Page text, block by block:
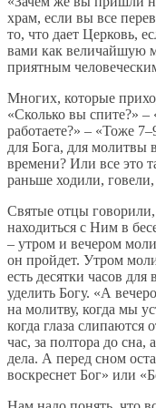
храм, если вы все
то, что дает Церковь,
вами как величайшую
приятным
Многих, которые
«Сколько вы спите?»
работаете?» – «Тоже
для Бога, для молитвы
времени? Или все это
раньше ходили,
Святые отцы
находиться с Ним в
– утром и вечером
он пройдет. Утром
есть десятки часов
уделить Богу. «А
на молитву, когда мы
когда глаза
час, за полтора до
дела. А перед сном
воскреснет Бог» или